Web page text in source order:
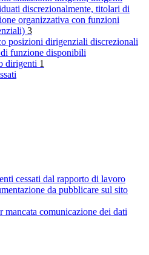
discrezionalmente, titolari di
organizzativa con funzioni
3
posizioni dirigenziali discrezionali
funzione disponibili
dirigenti 1
cessati dal rapporto di lavoro
da pubblicare sul sito
mancata comunicazione dei dati